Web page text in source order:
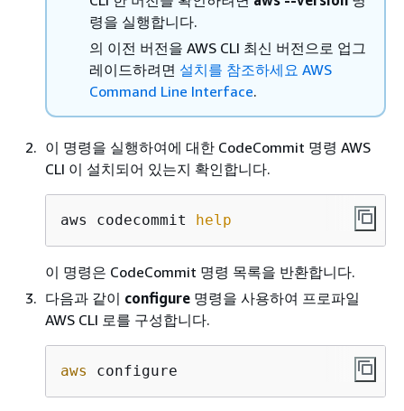
령을 실행합니다.
의 이전 버전을 AWS CLI 최신 버전으로 업그
레이드하려면 설치를 참조하세요 AWS
Command Line Interface.
이 명령을 실행하여에 대한 CodeCommit 명령 AWS
CLI 이 설치되어 있는지 확인합니다.
aws codecommit help
이 명령은 CodeCommit 명령 목록을 반환합니다.
다음과 같이 configure 명령을 사용하여 프로파일
AWS CLI 로를 구성합니다.
aws configure